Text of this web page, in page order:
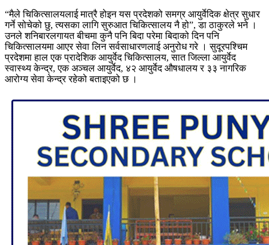
“मैले चिकित्सालयलाई मात्रै होइन यस प्रदेशको समग्र आयुर्वेदिक क्षेत्र सुधार
गर्ने सोचेको छु, त्यसका लागि सुरुआत चिकित्सालय नै हो”, डा ठाकुरले भने ।
उनले शनिबारलगायत बीचमा कुनै पनि बिदा परेमा बिदाको दिन पनि
चिकित्सालयमा आएर सेवा लिन सर्वसाधारणलाई अनुरोध गरे । सुदूरपश्चिम
प्रदेशमा हाल एक प्रादेशिक आयुर्वेद चिकित्सालय, सात जिल्ला आयुर्वेद
स्वास्थ्य केन्द्र, एक अञ्चल आयुर्वेद, ४२ आयुर्वेद औषधालय र ३३ नागरिक
आरोग्य सेवा केन्द्र रहेको बताइएको छ ।